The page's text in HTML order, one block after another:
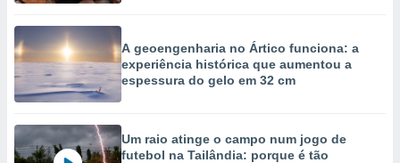
A geoengenharia no Ártico funciona: a
experiência histórica que aumentou a
espessura do gelo em 32 cm
Um raio atinge o campo num jogo de
futebol na Tailândia: porque é tão